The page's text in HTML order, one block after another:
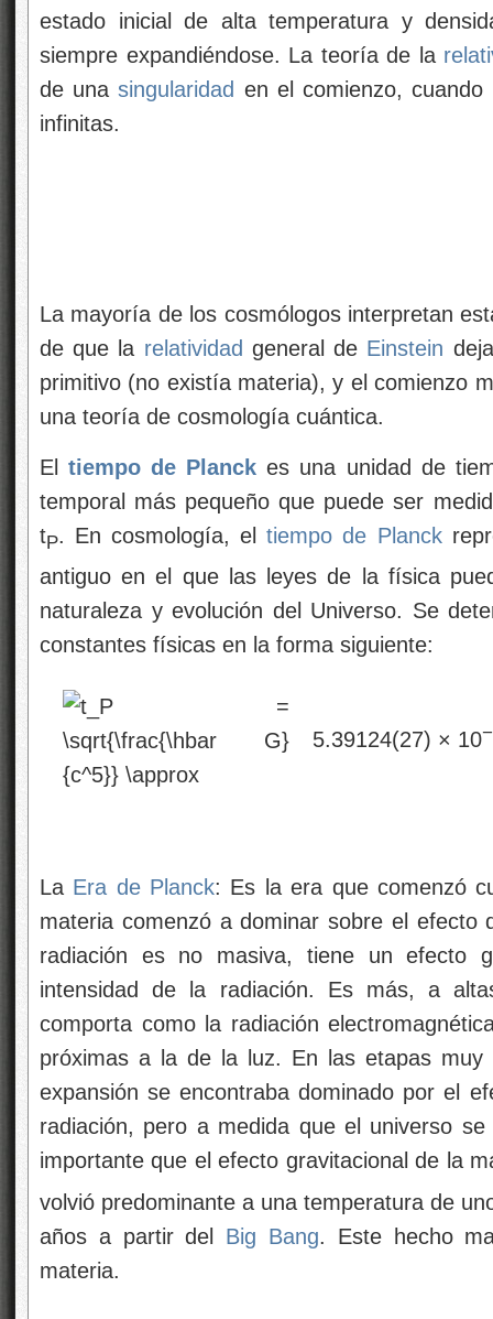
estado inicial de alta temperatura y
siempre expandiéndose. La teoría de la
de unasingularidad en el comienzo,
infinitas.
La mayoría de los cosmólogos interpretan
de que la relatividad general de Einstein
primitivo (no existía materia), y el comienzo
una teoría de cosmología cuántica.
Eltiempo de Planck es una unidad de
temporal más pequeño que puede ser
tP. En cosmología, eltiempo de Planck
antiguo en el que las leyes de la física
naturaleza y evolución del Universo. Se
constantes físicas en la forma siguiente:
5.39124(27) × 10
La Era de Planck: Es la era que comenzó
materia comenzó a dominar sobre el efecto
radiación es no masiva, tiene un efecto
intensidad de la radiación. Es más, a
comporta como la radiación
próximas a la de la luz. En las etapas
expansión se encontraba dominado por el
radiación, pero a medida que el universo
importante que el efecto gravitacional de la
volvió predominante a una temperatura de
años a partir del Big Bang. Este hecho
materia.